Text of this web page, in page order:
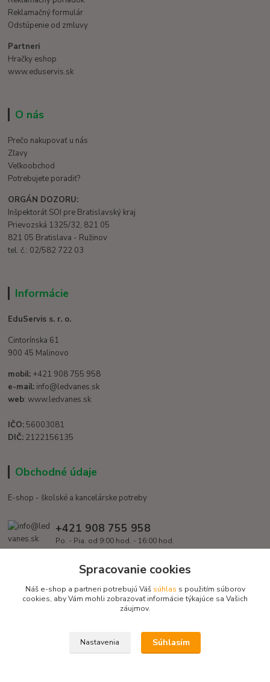
Reklamačný formulár
Odstúpenie od zmluvy
Partneri
Hračky eshop
www.eduservis.sk
O nás
Prečo nakupovať u nás
Zľavy
Veľkoobchod
Potrebujete poradiť?
ORGÁN DOZORU:
Inšpektorát SOI pre Bratislavský kraj
Prievozská 1325/32, 821 05
821 05 Bratislava - Ružinov
tel. č.: 02/582 722 03
Informácie
EduServis s. r. o.
Cintorínska 61
900 45 Malinovo
mobil: +421 908 755 958
e-mail: info@ledvanes.sk
web: www.ledvanes.sk
IČO: 56003081
DIČ: 2122156135
Obchodné údaje
E-shop - školské a kancelárske potreby
+421 908 755 958
Po. - Pia. od 9:00 hod. - 16:00 hod.
info@ledvanes.sk
Copyright © 2016 EduServis s. r. o. - Všetky práva vyhradené / Design
Spracovanie cookies
Náš e-shop a partneri potrebujú Váš súhlas s použitím súborov
cookies, aby Vám mohli zobrazovať informácie týkajúce sa Vašich
záujmov.
Nastavenia Súhlasím